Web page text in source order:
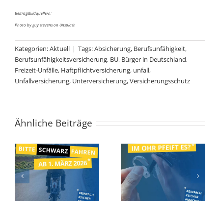
Beitragsbildquelle/n:
Photo byguy stevensonUnsplash
Kategorien:Aktuell | Tags:Absicherung, Berufsunfähigkeit,
Berufsunfähigkeitsversicherung, BU, Bürger in Deutschland,
Freizeit-Unfälle, Haftpflichtversicherung, unfall,
Unfallversicherung, Unterversicherung,Versicherungsschutz
Ähnliche Beiträge